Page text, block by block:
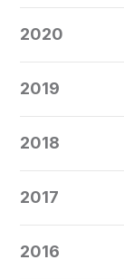
Entrar no
2020
2019
2018
2017
2016